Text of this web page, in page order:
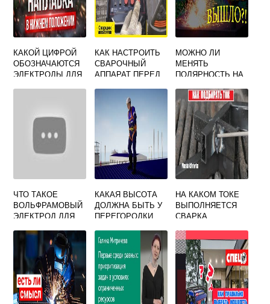
КАКОЙ ЦИФРОЙ
ОБОЗНАЧАЮТСЯ
ЭЛЕКТРОДЫ ДЛЯ
ПОЛОЖЕНИИ
КАК НАСТРОИТЬ
СВАРОЧНЫЙ
АППАРАТ ПЕРЕД
МОЖНО ЛИ
МЕНЯТЬ
ПОЛЯРНОСТЬ НА
ИНВЕРТОРЕ
РЕСАНТА 190
ЧТО ТАКОЕ
ВОЛЬФРАМОВЫЙ
ЭЛЕКТРОД ДЛЯ
КАКАЯ ВЫСОТА
ДОЛЖНА БЫТЬ У
ПЕРЕГОРОДКИ
В КАЧЕСТВЕ
ОГРАЖДЕНИЯ
ПРИ
ПРОВЕДЕНИИ
СВАРОЧНЫХ
НА КАКОМ ТОКЕ
ВЫПОЛНЯЕТСЯ
СВАРКА
МР 3